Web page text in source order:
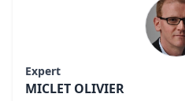
Expert
MICLET OLIVIER